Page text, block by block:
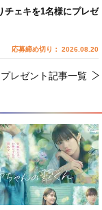
チェキを1名様にプレゼ
応募締め切り： 2026.08.20
プレゼント記事一覧